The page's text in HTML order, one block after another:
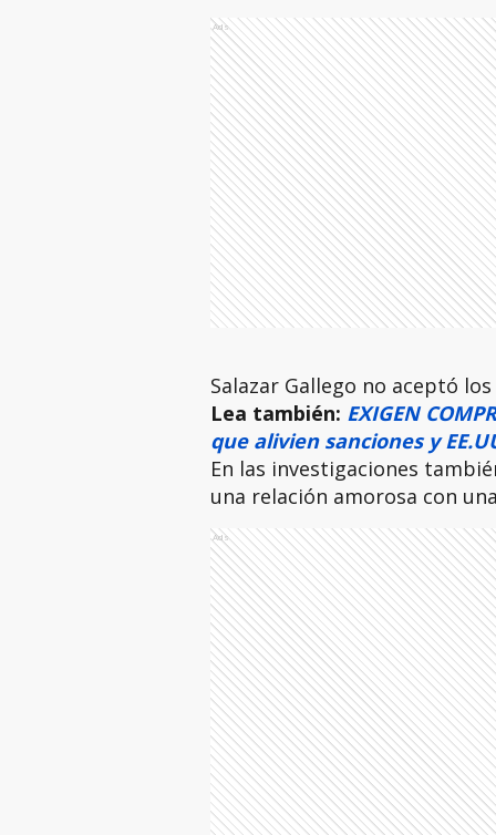
Ads
Salazar Gallego no aceptó
Lea también: EXIGEN
que alivien sanciones y
En las investigaciones
una relación amorosa con
Ads